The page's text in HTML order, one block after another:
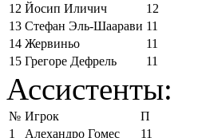
12 Йосип Иличич
12
13 Стефан Эль-Шаарави 11
14 Жервиньо
11
15 Грегоре Дефрель 11
Ассистенты:
№ Игрок
П
1
Алехандро Гомес
11